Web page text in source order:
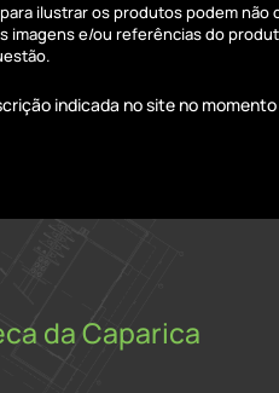
ilustrar os produtos podem
imagens e/ou referências do
indicada no site no
da Caparica